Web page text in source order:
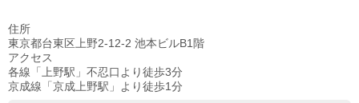
住所
東京都台東区上野2-12-2 池本ビルB1階
アクセス
各線「上野駅」不忍口より徒歩3分
京成線「京成上野駅」より徒歩1分